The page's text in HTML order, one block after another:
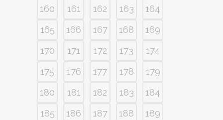
160
161 162 163
164
165
166 167 168
169
170
171 172 173
174
175
176 177 178
179
180
181 182 183
184
185
186 187 188
189